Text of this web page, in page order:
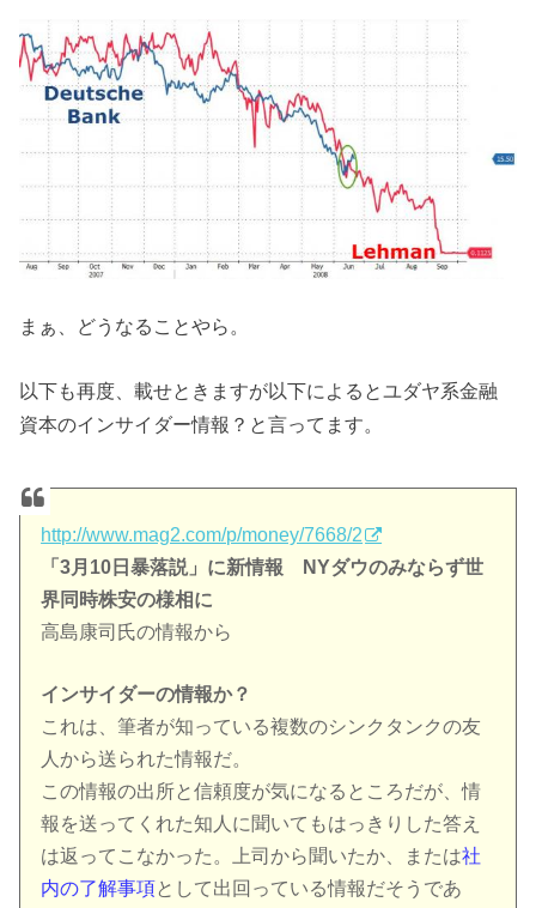
まぁ、どうなることやら。
以下も再度、載せときますが以下によるとユダヤ系金融
資本のインサイダー情報？と言ってます。
http://www.mag2.com/p/money/7668/2
「3月10日暴落説」に新情報 NYダウのみならず世
界同時株安の様相に
高島康司氏の情報から
インサイダーの情報か？
これは、筆者が知っている複数のシンクタンクの友
人から送られた情報だ。
この情報の出所と信頼度が気になるところだが、情
報を送ってくれた知人に聞いてもはっきりした答え
は返ってこなかった。上司から聞いたか、または社
内の了解事項として出回っている情報だそうであ